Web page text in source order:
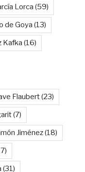
Lorca (59)
de Goya (13)
Kafka (16)
Flaubert(23)
(7)
Jiménez(18)
(31)